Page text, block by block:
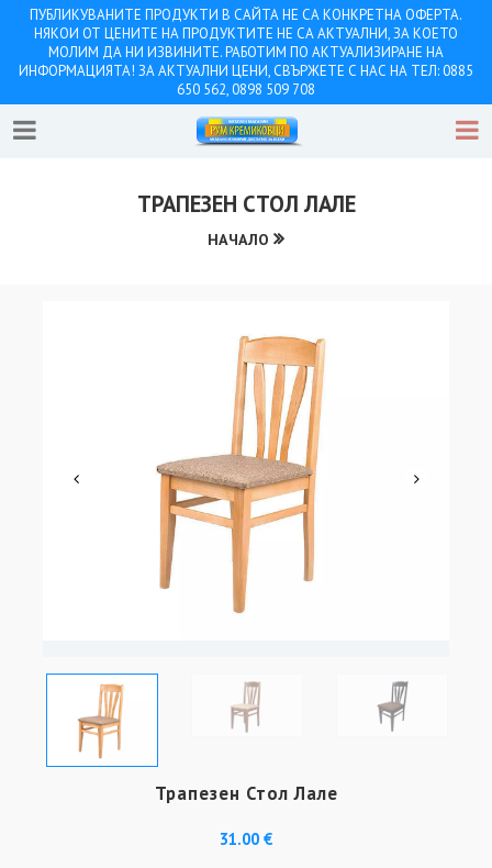
ПУБЛИКУВАНИТЕ ПРОДУКТИ В САЙТА НЕ СА КОНКРЕТНА ОФЕРТА.
НЯКОИ ОТ ЦЕНИТЕ НА ПРОДУКТИТЕ НЕ СА АКТУАЛНИ, ЗА КОЕТО
МОЛИМ ДА НИ ИЗВИНИТЕ. РАБОТИМ ПО АКТУАЛИЗИРАНЕ НА
ИНФОРМАЦИЯТА! ЗА АКТУАЛНИ ЦЕНИ, СВЪРЖЕТЕ С НАС НА ТЕЛ: 0885
650 562, 0898 509 708
ТРАПЕЗЕН СТОЛ ЛАЛЕ
НАЧАЛО
Трапезен Стол Лале
31.00 €